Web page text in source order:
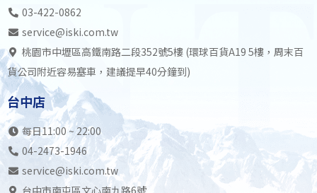
03-422-0862
service@iski.com.tw
桃園市中壢區高鐵南路二段352號5樓 (環球百貨A19 5樓，周末百
貨公司附近容易塞車，建議提早40分鐘到)
台中店
每日11:00 ~ 22:00
04-2473-1946
service@iski.com.tw
台中市南屯區文心南九路6號